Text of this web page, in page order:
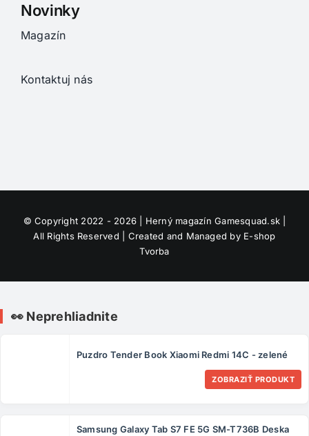
Novinky
Magazín
Kontaktuj nás
© Copyright 2022 - 2026 | Herný magazínGamesquad.sk
All Rights Reserved | Created and Managed by E-shop
Tvorba
👀 Neprehliadnite
Puzdro Tender Book Xiaomi Redmi 14C - zelené
ZOBRAZIŤ PRODUKT
Samsung Galaxy Tab S7 FE 5G SM-T736B Deska